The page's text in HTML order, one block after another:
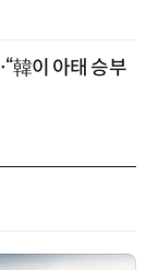
韓이 아태 승부